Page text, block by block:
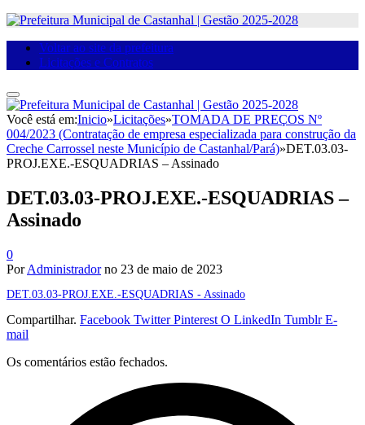
Voltar ao site da prefeitura
Licitações e Contratos
Você está em:Inicio»Licitações»TOMADA DE PREÇOS Nº
004/2023 (Contratação de empresa especializada para construção da
Creche Carrossel neste Município de Castanhal/Pará)»DET.03.03-
PROJ.EXE.-ESQUADRIAS – Assinado
DET.03.03-PROJ.EXE.-ESQUADRIAS –
Assinado
0
PorAdministrador no 23 de maio de 2023
DET.03.03-PROJ.EXE.-ESQUADRIAS - Assinado
Compartilhar. Facebook Twitter Pinterest O LinkedIn Tumblr E-
mail
Os comentários estão fechados.